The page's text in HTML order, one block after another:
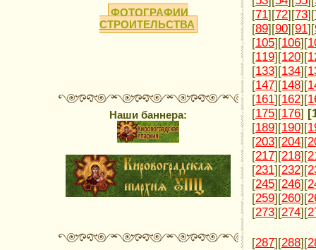
ФОТОГРАФИИ
СТРОИТЕЛЬСТВА
Наши баннера:
[71][72][73][
[89][90][91][
[105][106][
[119][120][
[133][134][
[147][148][
[161][162][
[175][176]
[189][190][
[203][204][
[217][218][
[231][232][
[245][246][
[259][260][
[273][274][
[287][288][